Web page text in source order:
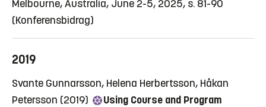
Melbourne, Australia, June 2-5, 2025, s. 81-90
(Konferensbidrag)
2019
Svante Gunnarsson, Helena Herbertsson, Håkan
Petersson (2019)
Using Course and Program